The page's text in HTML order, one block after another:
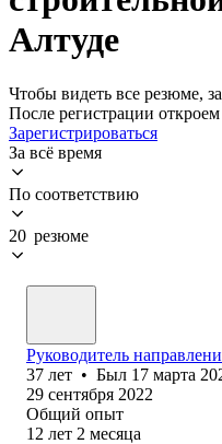
Алтуде
Чтобы видеть все резюме,
После регистрации
Зарегистрироваться
За всё время
По соответствию
20 резюме
Руководитель
37 лет • Был 17 марта
29 сентября 2022
Общий опыт
12 лет 2 месяца